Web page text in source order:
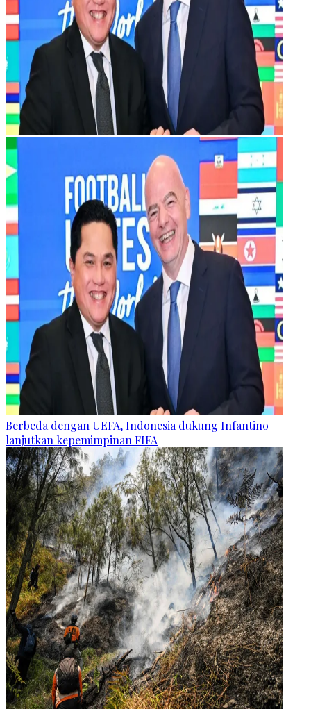
Berbeda dengan UEFA, Indonesia dukung Infantino
lanjutkan kepemimpinan FIFA